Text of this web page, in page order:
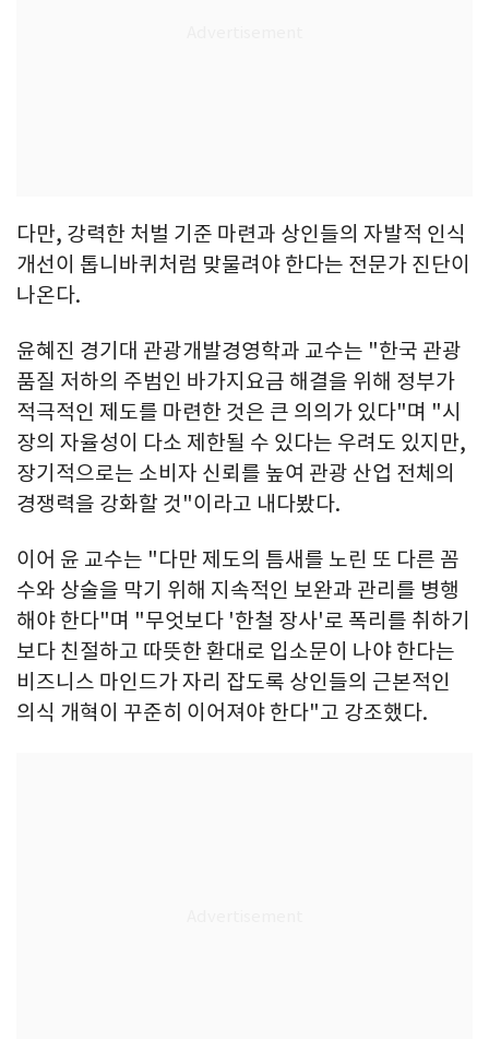
다만, 강력한 처벌 기준 마련과 상인들의 자발적 인식
개선이 톱니바퀴처럼 맞물려야 한다는 전문가 진단이
나온다.
윤혜진 경기대 관광개발경영학과 교수는 "한국 관광
품질 저하의 주범인 바가지요금 해결을 위해 정부가
적극적인 제도를 마련한 것은 큰 의의가 있다"며 "시
장의 자율성이 다소 제한될 수 있다는 우려도 있지만,
장기적으로는 소비자 신뢰를 높여 관광 산업 전체의
경쟁력을 강화할 것"이라고 내다봤다.
이어 윤 교수는 "다만 제도의 틈새를 노린 또 다른 꼼
수와 상술을 막기 위해 지속적인 보완과 관리를 병행
해야 한다"며 "무엇보다 '한철 장사'로 폭리를 취하기
보다 친절하고 따뜻한 환대로 입소문이 나야 한다는
비즈니스 마인드가 자리 잡도록 상인들의 근본적인
의식 개혁이 꾸준히 이어져야 한다"고 강조했다.